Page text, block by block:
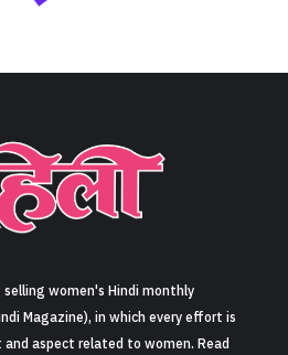
women's Hindi monthly
Magazine), in which every effort is
aspect related to women. Read